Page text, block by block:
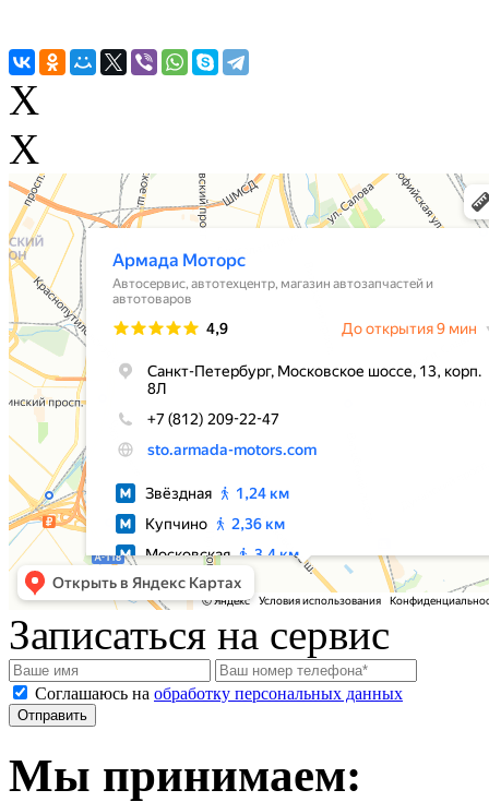
X
X
Записаться на сервис
Соглашаюсь на обработку персональных данных
Мы принимаем: